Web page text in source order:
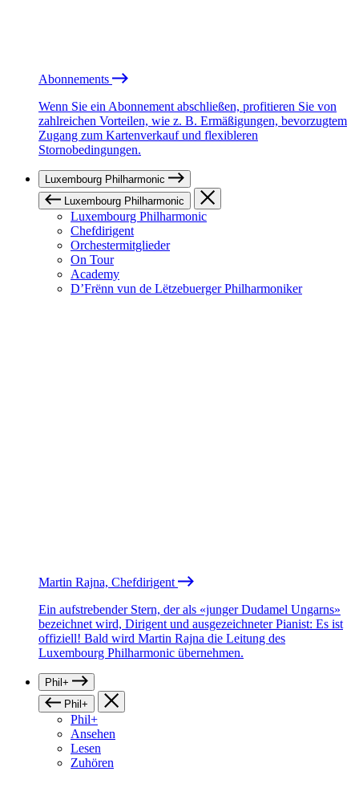
Abonnements
Wenn Sie ein Abonnement abschließen, profitieren Sie von
zahlreichen Vorteilen, wie z. B. Ermäßigungen, bevorzugtem
Zugang zum Kartenverkauf und flexibleren
Stornobedingungen.
Luxembourg Philharmonic
Luxembourg Philharmonic
Luxembourg Philharmonic
Chefdirigent
Orchestermitglieder
On Tour
Academy
D’Frënn vun de Lëtzebuerger Philharmoniker
Martin Rajna, Chefdirigent
Ein aufstrebender Stern, der als «junger Dudamel Ungarns»
bezeichnet wird, Dirigent und ausgezeichneter Pianist: Es ist
offiziell! Bald wird Martin Rajna die Leitung des
Luxembourg Philharmonic übernehmen.
Phil+
Phil+
Phil+
Ansehen
Lesen
Zuhören